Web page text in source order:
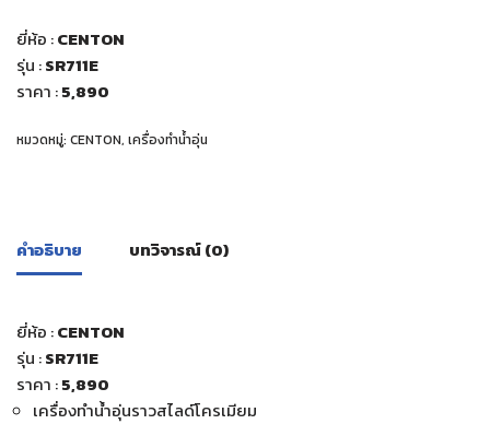
ยี่ห้อ :CENTON
รุ่น :SR711E
ราคา :5,890
หมวดหมู่: CENTON, เครื่องทำน้ำอุ่น
คำอธิบาย บทวิจารณ์ (0)
ยี่ห้อ :CENTON
รุ่น :SR711E
ราคา :5,890
เครื่องทำน้ำอุ่นราวสไลด์โครเมียม